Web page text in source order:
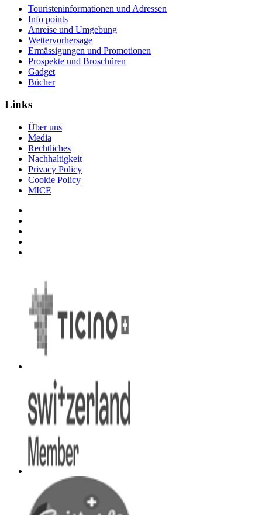
Touristeninformationen und Adressen
Info points
Anreise und Umgebung
Wettervorhersage
Ermässigungen und Promotionen
Prospekte und Broschüren
Gadget
Bücher
Links
Über uns
Media
Rechtliches
Nachhaltigkeit
Privacy Policy
Cookie Policy
MICE